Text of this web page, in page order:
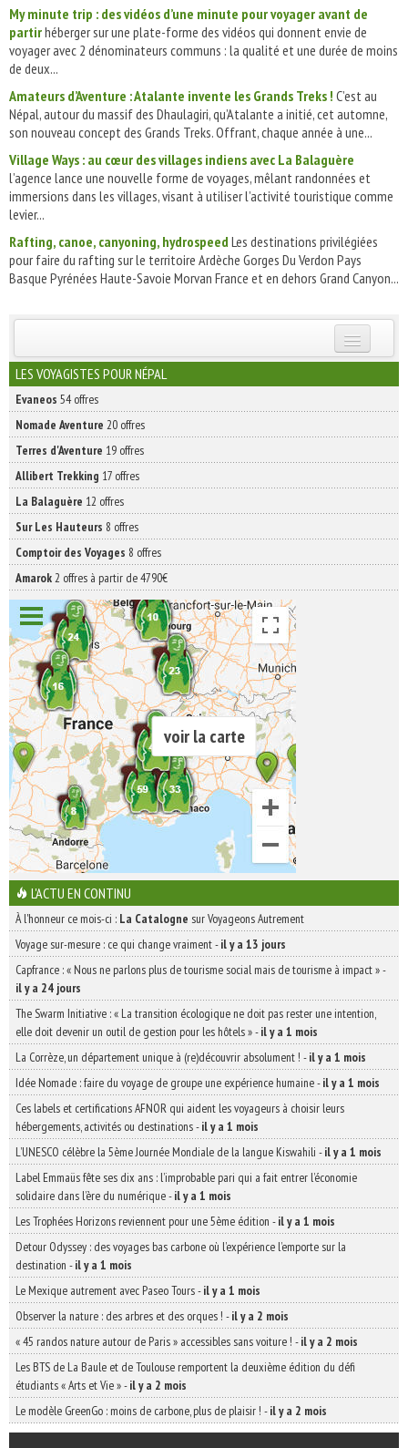
My minute trip : des vidéos d’une minute pour voyager avant de
partirhéberger sur une plate-forme des vidéos qui donnent envie de
voyager avec 2 dénominateurs communs : la qualité et une durée de moins
de deux...
Amateurs d’Aventure : Atalante invente les Grands Treks ! C’est au
Népal, autour du massif des Dhaulagiri, qu’Atalante a initié, cet automne,
son nouveau concept des Grands Treks. Offrant, chaque année à une...
Village Ways : au cœur des villages indiens avec La Balaguère
l’agence lance une nouvelle forme de voyages, mêlant randonnées et
immersions dans les villages, visant à utiliser l’activité touristique comme
levier...
Rafting, canoe, canyoning, hydrospeed Les destinations privilégiées
pour faire du rafting sur le territoire Ardèche Gorges Du Verdon Pays
Basque Pyrénées Haute-Savoie Morvan France et en dehors Grand Canyon...
INSCRIVEZ-VOUS | ABONNEZ-VOUS
LES VOYAGISTES POUR NÉPAL
Evaneos 54 offres
Nomade Aventure 20 offres
Terres d'Aventure 19 offres
Allibert Trekking 17 offres
La Balaguère 12 offres
Sur Les Hauteurs 8 offres
Comptoir des Voyages 8 offres
Amarok2 offres à partir de 4790€
voir la carte
L'ACTU EN CONTINU
À l'honneur ce mois-ci : La Catalogne sur Voyageons Autrement
Voyage sur-mesure : ce qui change vraiment-il y a 13 jours
Capfrance : « Nous ne parlons plus de tourisme social mais de tourisme à impact »-
il y a 24 jours
The Swarm Initiative : « La transition écologique ne doit pas rester une intention,
elle doit devenir un outil de gestion pour les hôtels »-il y a 1 mois
La Corrèze, un département unique à (re)découvrir absolument ! -il y a 1 mois
Idée Nomade : faire du voyage de groupe une expérience humaine-il y a 1 mois
Ces labels et certifications AFNOR qui aident les voyageurs à choisir leurs
hébergements, activités ou destinations-il y a 1 mois
L’UNESCO célèbre la 5ème Journée Mondiale de la langue Kiswahili -il y a 1 mois
Label Emmaüs fête ses dix ans : l’improbable pari qui a fait entrer l’économie
solidaire dans l’ère du numérique-il y a 1 mois
Les Trophées Horizons reviennent pour une 5ème édition -il y a 1 mois
Detour Odyssey : des voyages bas carbone où l’expérience l’emporte sur la
destination -il y a 1 mois
Le Mexique autrement avec Paseo Tours-il y a 1 mois
Observer la nature : des arbres et des orques ! -il y a 2 mois
« 45 randos nature autour de Paris » accessibles sans voiture ! -il y a 2 mois
Les BTS de La Baule et de Toulouse remportent la deuxième édition du défi
étudiants « Arts et Vie »-il y a 2 mois
Le modèle GreenGo : moins de carbone, plus de plaisir ! -il y a 2 mois